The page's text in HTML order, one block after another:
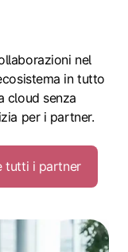
nel
in tutto
cloud senza
per i partner.
tutti i partner